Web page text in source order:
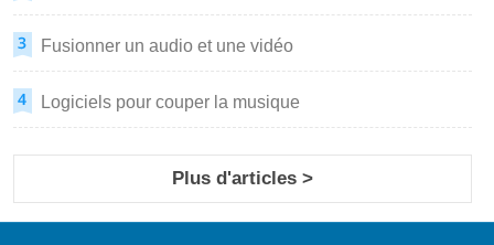
Fusionner un audio et une vidéo
Logiciels pour couper la musique
Plus d'articles >